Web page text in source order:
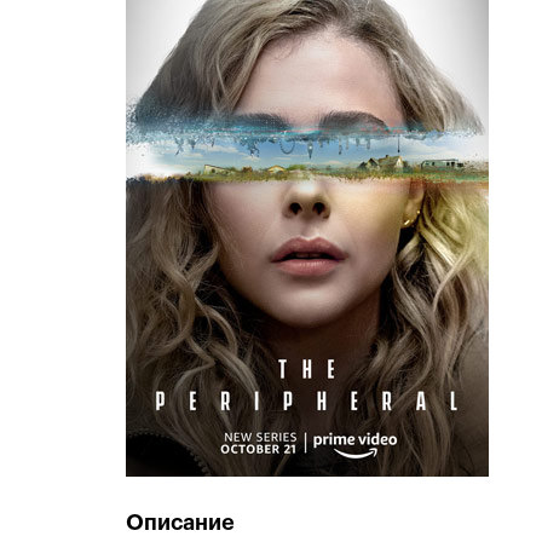
Описание